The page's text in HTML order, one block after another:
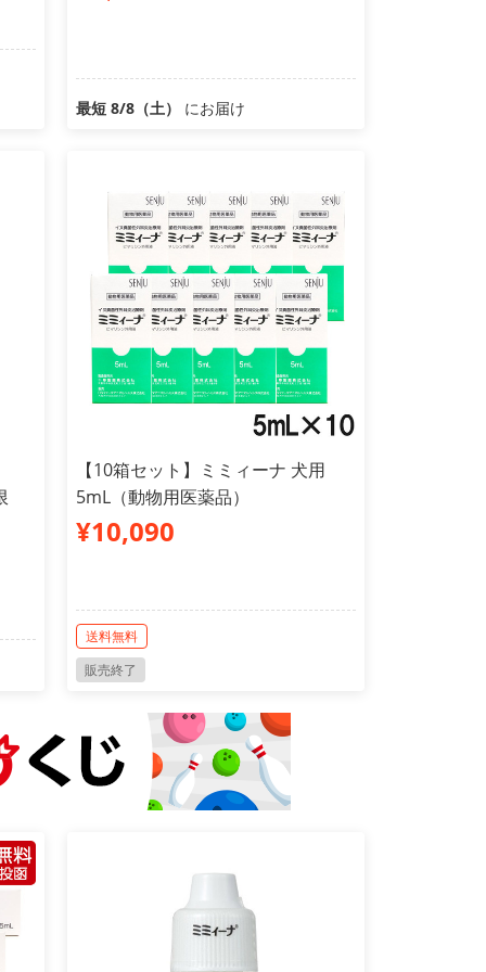
最短 8/8（土） にお届け
【10箱セット】ミミィーナ 犬用
5mL（動物用医薬品）
¥10,090
送料無料
販売終了